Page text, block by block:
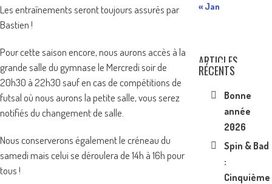
Les entraînements seront toujours assurés par
Bastien !
Pour cette saison encore, nous aurons accès à la
grande salle du gymnase le Mercredi soir de
20h30 à 22h30 sauf en cas de compétitions de
futsal où nous aurons la petite salle, vous serez
notifiés du changement de salle.
Nous conserverons également le créneau du
samedi mais celui se déroulera de 14h à 16h pour
tous !
« Jan
ARTICLES
RÉCENTS
Bonne
année
2026
Spin & Bad
:
Cinquième